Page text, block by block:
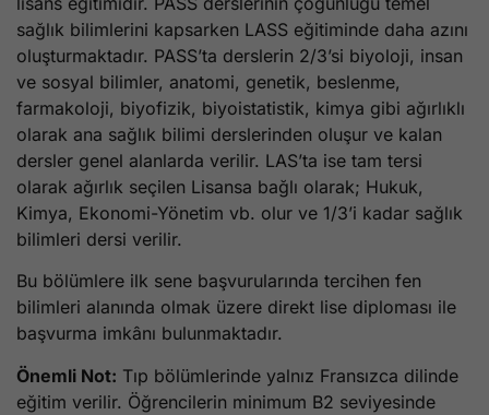
sağlık bilimlerini kapsarken LASS eğitiminde daha azını
oluşturmaktadır. PASS’ta derslerin 2/3’si biyoloji, insan
ve sosyal bilimler, anatomi, genetik, beslenme,
farmakoloji, biyofizik, biyoistatistik, kimya gibi ağırlıklı
olarak ana sağlık bilimi derslerinden oluşur ve kalan
dersler genel alanlarda verilir. LAS’ta ise tam tersi
olarak ağırlık seçilen Lisansa bağlı olarak; Hukuk,
Kimya, Ekonomi-Yönetim vb. olur ve 1/3’i kadar sağlık
bilimleri dersi verilir.
Bu bölümlere ilk sene başvurularında tercihen fen
bilimleri alanında olmak üzere direkt lise diploması ile
başvurma imkânı bulunmaktadır.
Önemli Not: Tıp bölümlerinde yalnız Fransızca dilinde
eğitim verilir. Öğrencilerin minimum B2 seviyesinde